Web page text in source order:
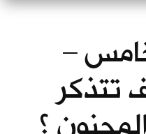
–
تتذكر